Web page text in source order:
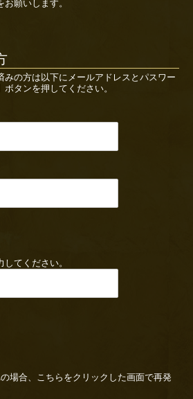
願いします。
みの方は以下にメールアドレスとパスワー
タンを押してください。
してください。
場合、こちらをクリックした画面で再発